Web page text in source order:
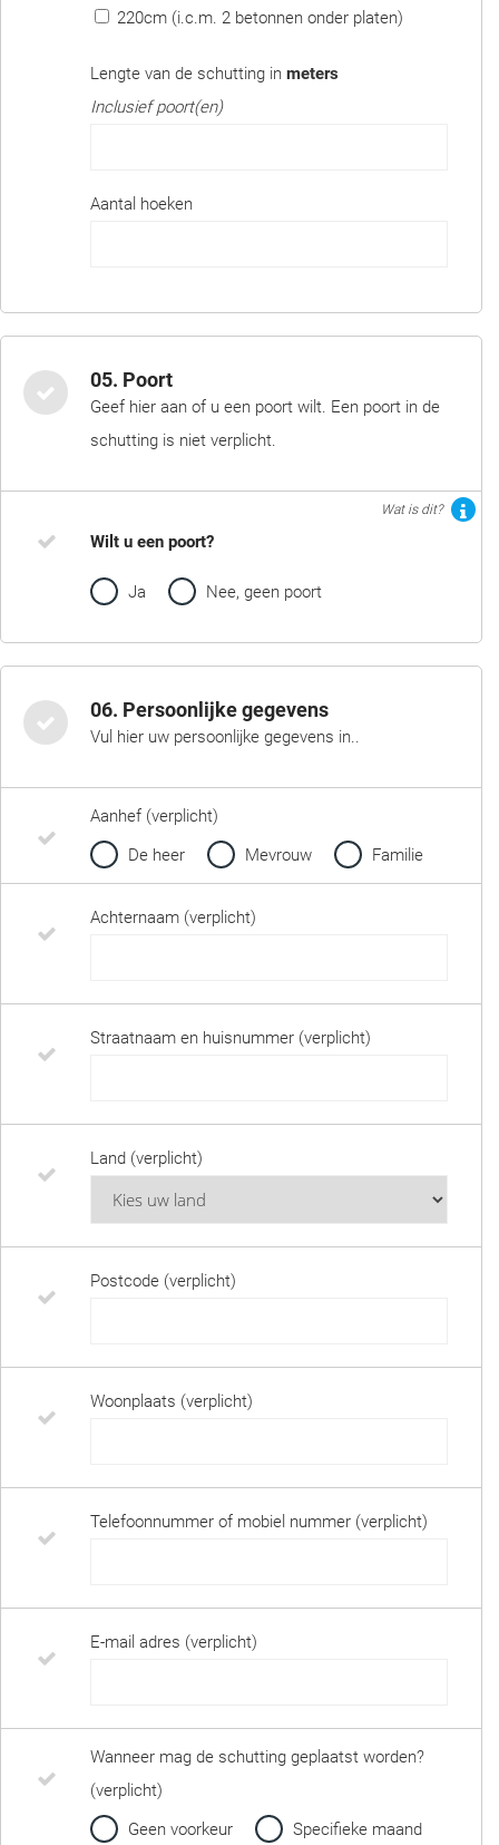
220cm (i.c.m. 2 betonnen onder platen)
Lengte van de schutting in meters
Inclusief poort(en)
Aantal hoeken
05. Poort
Geef hier aan of u een poort wilt. Een poort in de
schutting is niet verplicht.
Wat is dit?
Wilt u een poort?
Ja Nee, geen poort
06. Persoonlijke gegevens
Vul hier uw persoonlijke gegevens in..
Aanhef (verplicht)
De heer
Mevrouw Familie
Achternaam (verplicht)
Straatnaam en huisnummer (verplicht)
Land (verplicht)
Postcode (verplicht)
Woonplaats (verplicht)
Telefoonnummer of mobiel nummer (verplicht)
E-mail adres (verplicht)
Wanneer mag de schutting geplaatst worden?
(verplicht)
Geen voorkeur
Specifieke maand